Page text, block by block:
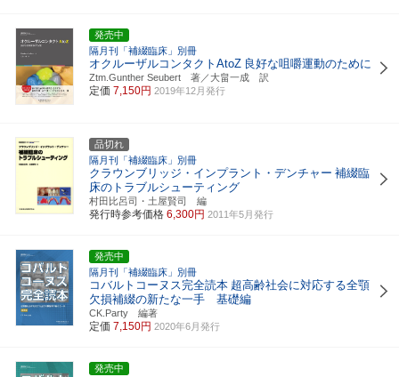
発売中
隔月刊「補綴臨床」別冊
オクルーザルコンタクトAtoZ 良好な咀嚼運動のために
Ztm.Gunther Seubert 著／大畠一成 訳
定価 7,150円 2019年12月発行
品切れ
隔月刊「補綴臨床」別冊
クラウンブリッジ・インプラント・デンチャー 補綴臨
床のトラブルシューティング
村田比呂司・土屋賢司 編
発行時参考価格 6,300円 2011年5月発行
発売中
隔月刊「補綴臨床」別冊
コバルトコーヌス完全読本 超高齢社会に対応する全顎
欠損補綴の新たな一手 基礎編
CK.Party 編著
定価 7,150円 2020年6月発行
発売中